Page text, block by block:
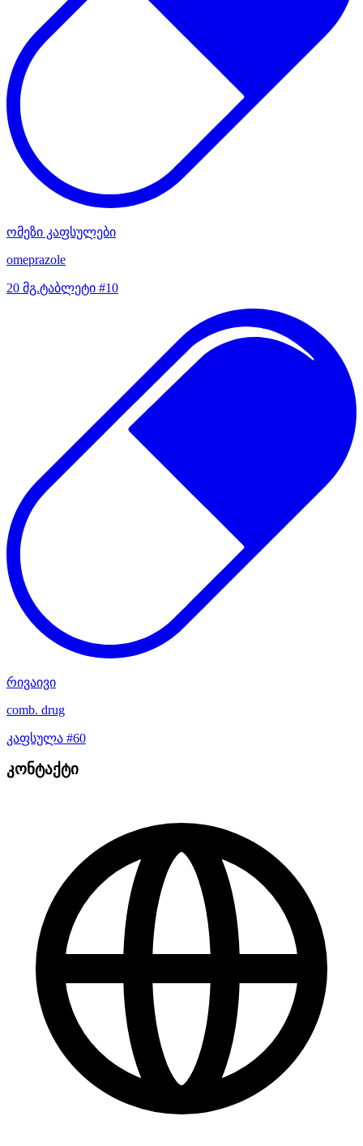
ომეზი კაფსულები
omeprazole
20 მგ.ტაბლეტი #10
რივაივი
comb. drug
კაფსულა #60
კონტაქტი